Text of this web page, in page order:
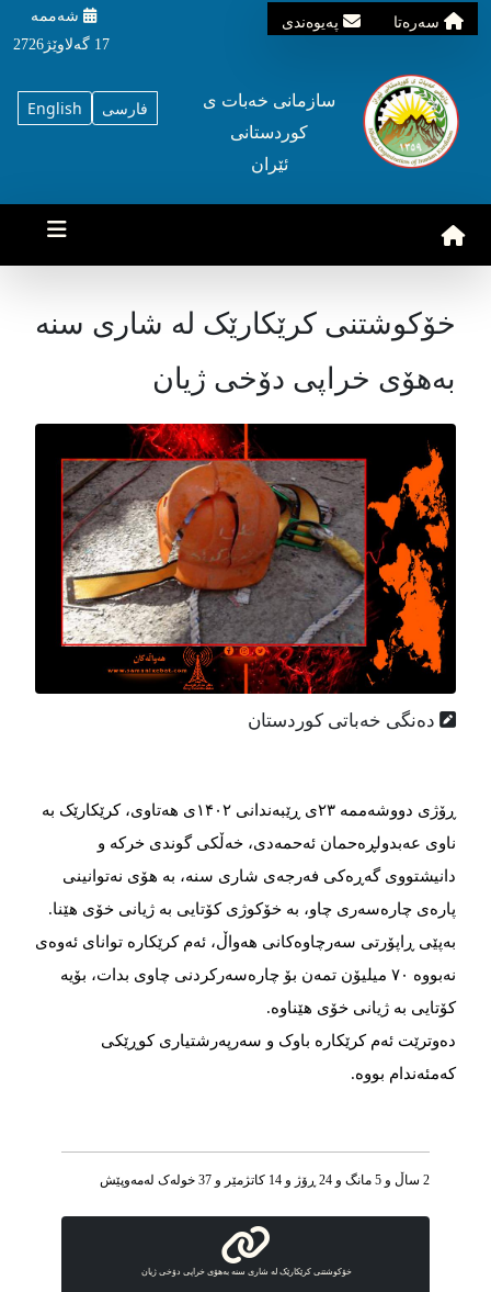
سه‌ره‌تا په‌یوه‌ندی
شه‌ممه‌
17 گه‌لاوێژ2726
English فارسی
سازمانی خه‌بات ی
کوردستانی
ئێران
خۆکوشتنی کرێکارێک لە شاری سنە
بەهۆی خراپی دۆخی ژیان
دەنگی خەباتی کوردستان
ڕۆژی دووشەممە ۲۳ی ڕێبەندانی ۱۴۰۲ی هەتاوی، کرێکارێک بە
ناوی عەبدولڕەحمان ئەحمەدی، خەڵکی گوندی خركە و
دانیشتووی گەڕەکی فەرجەی شاری سنە، بە هۆی نەتوانینی
پارەی چارەسەری چاو، بە خۆکوژی کۆتایی بە ژیانی خۆی هێنا.
بەپێی ڕاپۆرتی سەرچاوەكانی هەواڵ، ئەم کرێکارە توانای ئەوەی
نەبووە ٧٠ میلیۆن تمەن بۆ چارەسەرکردنی چاوی بدات، بۆیە
کۆتایی بە ژیانی خۆی هێناوە.
دەوترێت ئەم کرێکارە باوک و سەرپەرشتیاری کوڕێکی
کەمئەندام بووە.
2 ساڵ و 5 مانگ و 24 ڕۆژ و 14 کاتژمێر و 37 خوله‌ک له‌مه‌وپێش‌
خۆکوشتنی کرێکارێک لە شاری سنە بەهۆی خراپی دۆخی ژیان